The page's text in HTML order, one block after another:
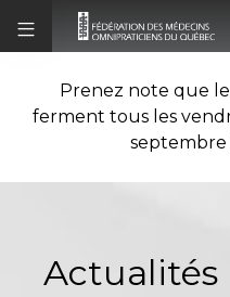
Prenez note que
ferment tous les
septembre
Actualités